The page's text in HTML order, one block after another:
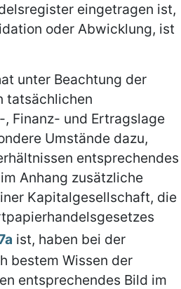
eingetragen ist,
oder Abwicklung, ist
unter Beachtung der
tatsächlichen
Finanz- und Ertragslage
Umstände dazu,
entsprechendes
Anhang zusätzliche
Kapitalgesellschaft, die
ist, haben bei der
bestem Wissen der
entsprechendes Bild im